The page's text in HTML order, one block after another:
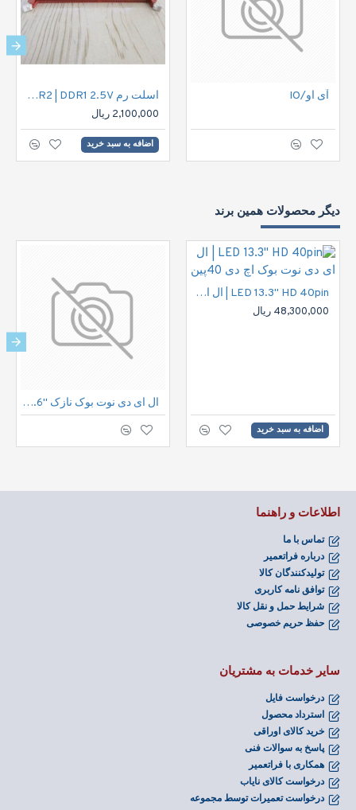
آی او/IO اسلت رم RAM Slate DDR2 | DDR1 2.5V
2,100,000 ریال
اضافه به سبد خرید
دیگر محصولات همین برند
LED 13.3" HD 40pin | ال ای دی نوت بوک اچ دی 40پین
48,300,000 ریال
اضافه به سبد خرید
ال ای دی نوت بوک نازک "15.6 30پین فول اچ دی | LED FHD 30pin 15.6" IPS Notbook
اطلاعات و راهنما
تماس با ما
درباره فراتعمیر
تولیدکنندگان کالا
توافق نامه کاربری
شرایط حمل و نقل کالا
حفظ حریم خصوصی
سایر خدمات به مشتریان
درخواست فایل
استرداد محصول
خرید کالای اوراقی
پاسخ به سوالات فنی
همکاری با فراتعمیر
درخواست کالای نایاب
درخواست تعمیرات توسط مجموعه